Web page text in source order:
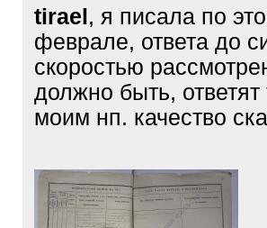
tirael , я писала по
феврале, ответа до
скоростью
должно быть,
моим нп. качество